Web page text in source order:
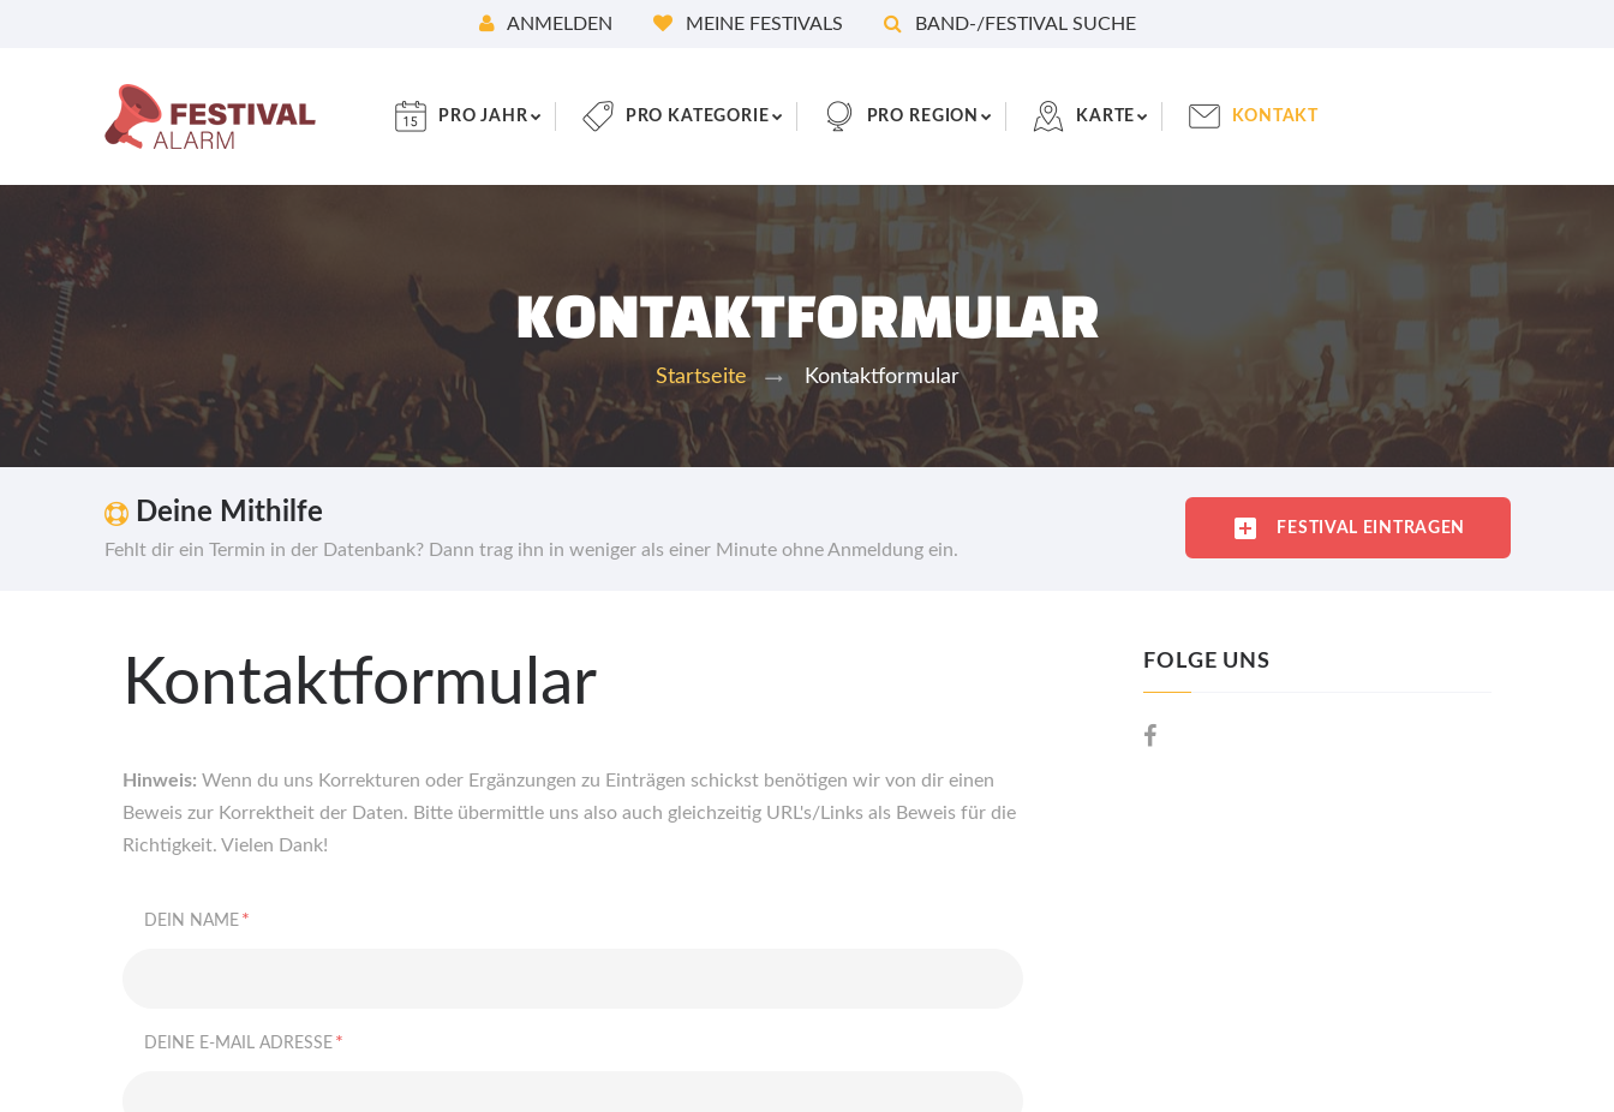
ANMELDEN MEINE FESTIVALS BAND-/FESTIVAL SUCHE
PRO JAHR PRO KATEGORIE PRO REGION KARTE KONTAKT
KONTAKTFORMULAR
Startseite Kontaktformular
Deine Mithilfe
Fehlt dir ein Termin in der Datenbank? Dann trag ihn in weniger als einer Minute ohne Anmeldung ein.
FESTIVAL EINTRAGEN
Kontaktformular
Hinweis: Wenn du uns Korrekturen oder Ergänzungen zu Einträgen schickst benötigen wir von dir einen
Beweis zur Korrektheit der Daten. Bitte übermittle uns also auch gleichzeitig URL's/Links als Beweis für die
Richtigkeit. Vielen Dank!
DEIN NAME *
DEINE E-MAIL ADRESSE *
FOLGE UNS